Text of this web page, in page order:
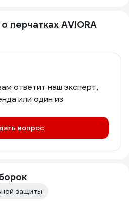
перчатках AVIORA
ответит наш эксперт,
или один из
вопрос
защиты